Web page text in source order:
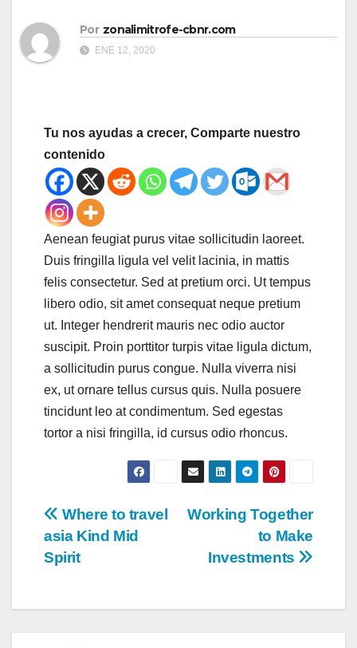
Por zonalimitrofe-cbnr.com
ENE 12, 2020
Tu nos ayudas a crecer, Comparte nuestro
contenido
Aenean feugiat purus vitae sollicitudin laoreet.
Duis fringilla ligula vel velit lacinia, in mattis
felis consectetur. Sed at pretium orci. Ut tempus
libero odio, sit amet consequat neque pretium
ut. Integer hendrerit mauris nec odio auctor
suscipit. Proin porttitor turpis vitae ligula dictum,
a sollicitudin purus congue. Nulla viverra nisi
ex, ut ornare tellus cursus quis. Nulla posuere
tincidunt leo at condimentum. Sed egestas
tortor a nisi fringilla, id cursus odio rhoncus.
Navegación
de
Working Together
to Make
Investments
Where to travel
asia Kind Mid
Spirit